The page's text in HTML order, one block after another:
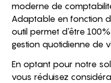
moderne de
Adaptable en fonction
outil permet d’être
gestion quotidienne de
En optant pour notre
vous réduisez